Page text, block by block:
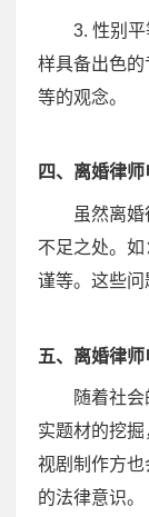
3. 性别
样具备出色
等的观念。
四、离婚律
虽然离
不足之处。
谨等。这些问
五、离婚律
随着社
实题材的挖
视剧制作方
的法律意识。